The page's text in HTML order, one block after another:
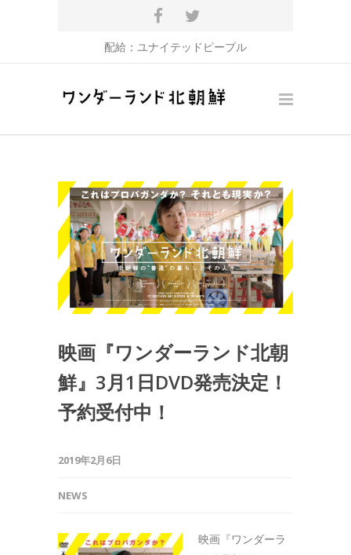
配給： ユナイテッドピープル
映画『ワンダーランド北朝
鮮』3月1日DVD発売決定！
予約受付中！
2019年2月6日
NEWS
映画『ワンダーラ